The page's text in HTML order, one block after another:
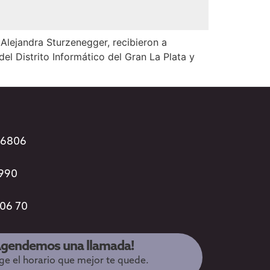
Sturzenegger, recibieron a
Distrito Informático del Gran La Plata y
70
una llamada!
el horario que mejor te quede.